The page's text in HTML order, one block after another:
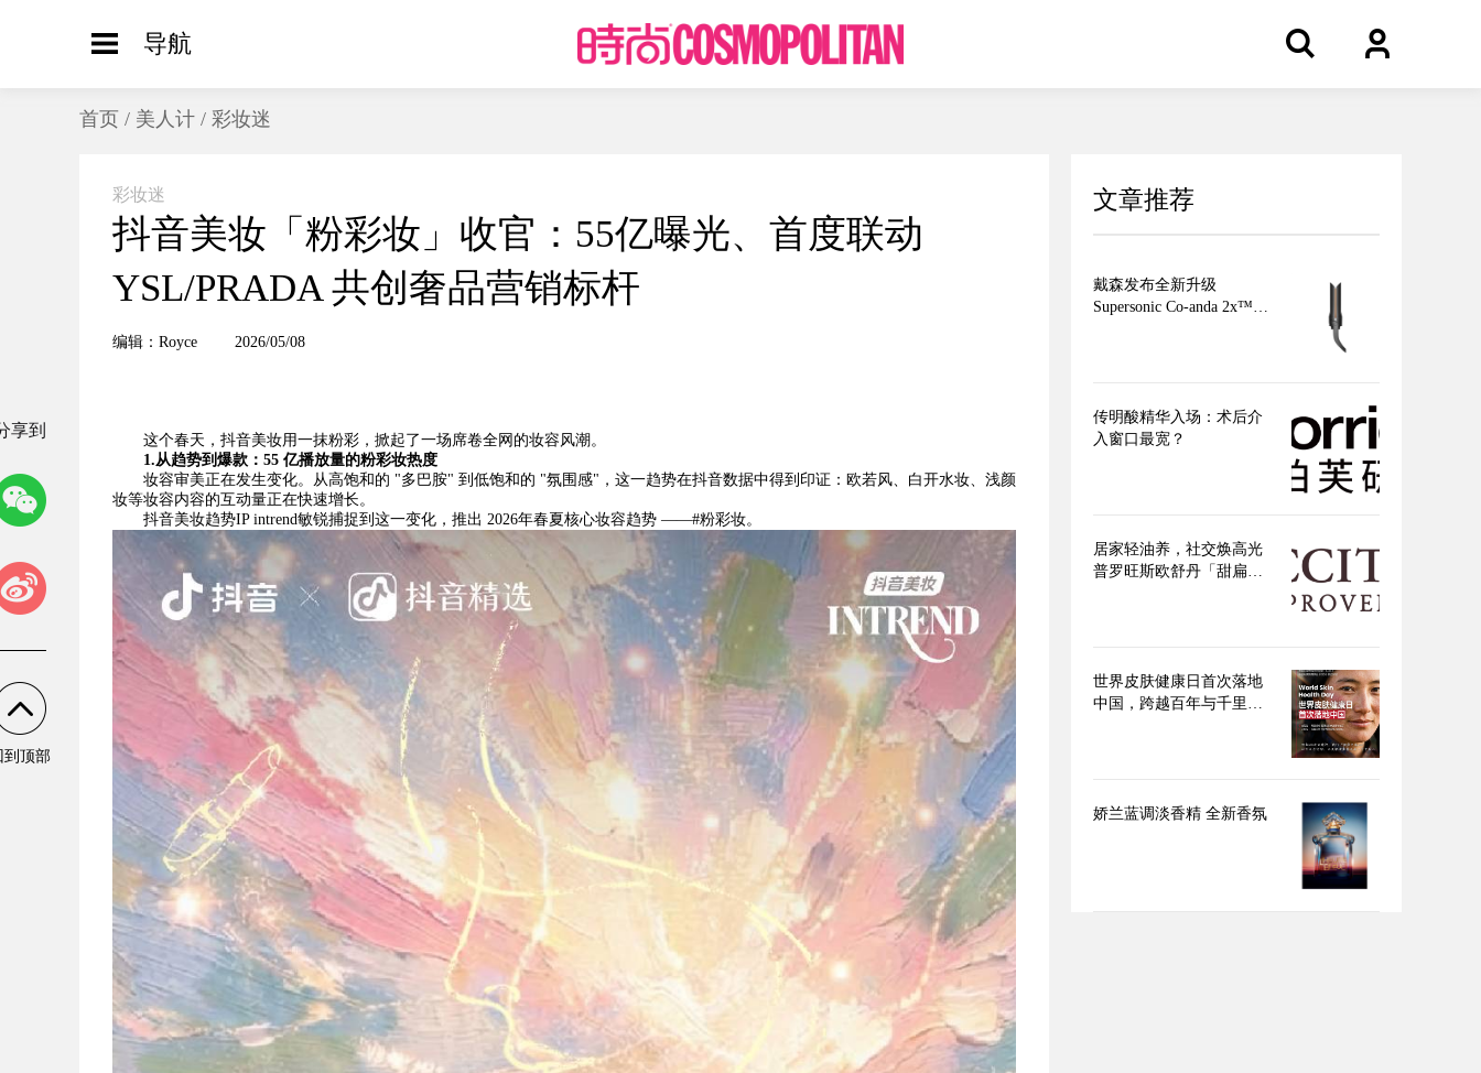
导航
首页 / 美人计 / 彩妆迷
彩妆迷
抖音美妆「粉彩妆」收官：55亿曝光、首度联动
YSL/PRADA 共创奢品营销标杆
编辑：Royce 2026/05/08
这个春天，抖音美妆用一抹粉彩，掀起了一场席卷全网的妆容风潮。
1.从趋势到爆款： 55 亿播放量的粉彩妆热度
妆容审美正在发生变化。从高饱和的 "多巴胺" 到低饱和的 "氛围感"，这一趋势在抖音数据中得到印证：欧若风、白开水妆、浅颜
妆等妆容内容的互动量正在快速增长。
抖音美妆趋势IP intrend敏锐捕捉到这一变化，推出 2026年春夏核心妆容趋势 ——#粉彩妆。
文章推荐
戴森发布全新升级
Supersonic Co-anda 2x™造
传明酸精华入场：术后介
入窗口最宽？
居家轻油养，社交焕高光
普罗旺斯欧舒丹「甜扁桃
世界皮肤健康日首次落地
中国，跨越百年与千里的
娇兰蓝调淡香精 全新香氛
享到
到顶部